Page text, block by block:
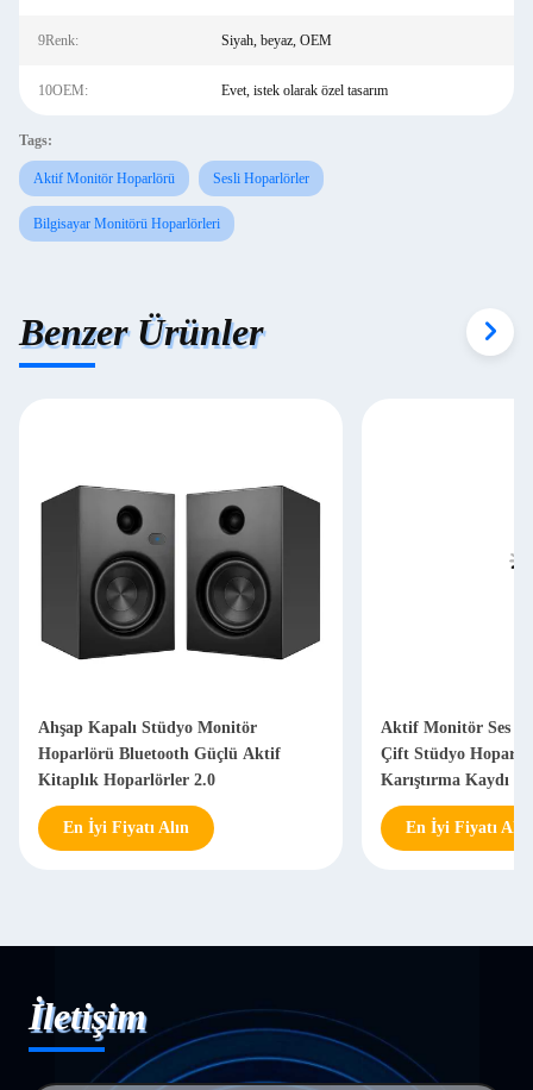
9Renk: Siyah, beyaz, OEM
10OEM: Evet, istek olarak özel tasarım
Tags:
Aktif Monitör Hoparlörü Sesli Hoparlörler
Bilgisayar Monitörü Hoparlörleri
Benzer Ürünler
Ahşap Kapalı Stüdyo Monitör
Hoparlörü Bluetooth Güçlü Aktif
Kitaplık Hoparlörler 2.0
En İyi Fiyatı Alın
Aktif Monitör Ses
Çift Stüdyo
Karıştırma Kaydı
En İyi Fiyatı Alın
İletişim